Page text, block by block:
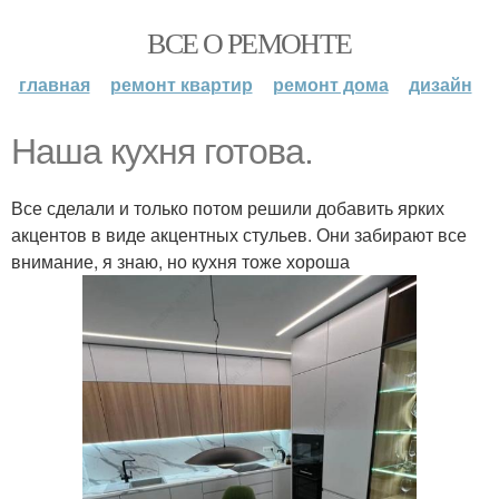
ВСЕ О РЕМОНТЕ
главная ремонт квартир ремонт дома дизайн
Наша кухня готова.
Все сделали и только потом решили добавить ярких
акцентов в виде акцентных стульев. Они забирают все
внимание, я знаю, но кухня тоже хороша